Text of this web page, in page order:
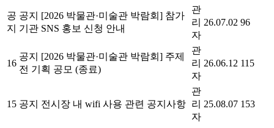
공
지
공지
[2026 박물관·미술관 박람회] 참가
기관 SNS 홍보 신청 안내
관
리
자
26.07.02 96
16
공지
[2026 박물관·미술관 박람회] 주제
전 기획 공모 (종료)
관
리
자
26.06.12 115
15 공지 전시장 내 wifi 사용 관련 공지사항
관
리
자
25.08.07 153